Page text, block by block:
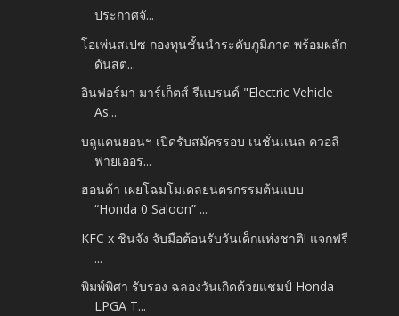
ประกาศจั...
โอเพ่นสเปซ กองทุนชั้นนำระดับภูมิภาค พร้อมผลัก
ดันสต...
อินฟอร์มา มาร์เก็ตส์ รีแบรนด์ "Electric Vehicle
As...
บลูแคนยอนฯ เปิดรับสมัครรอบ เนชั่นเเนล ควอลิ
ฟายเออร...
ฮอนด้า เผยโฉมโมเดลยนตรกรรมต้นแบบ
“Honda 0 Saloon” ...
KFC x ชินจัง จับมือต้อนรับวันเด็กแห่งชาติ! แจกฟรี
...
พิมพ์พิศา รับรอง ฉลองวันเกิดด้วยแชมป์ Honda
LPGA T...